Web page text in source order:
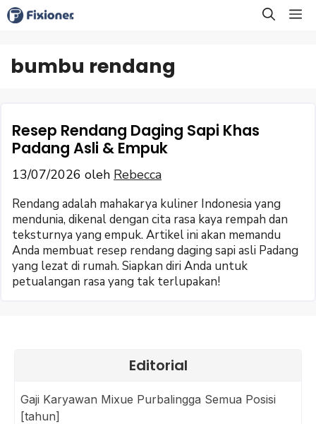
Langsung
ke
bumbu rendang
Resep Rendang Daging Sapi Khas
Padang Asli & Empuk
13/07/2026 oleh Rebecca
Rendang adalah mahakarya kuliner Indonesia yang
mendunia, dikenal dengan cita rasa kaya rempah dan
teksturnya yang empuk. Artikel ini akan memandu
Anda membuat resep rendang daging sapi asli Padang
yang lezat di rumah. Siapkan diri Anda untuk
petualangan rasa yang tak terlupakan!
Editorial
Gaji Karyawan Mixue Purbalingga Semua Posisi
[tahun]